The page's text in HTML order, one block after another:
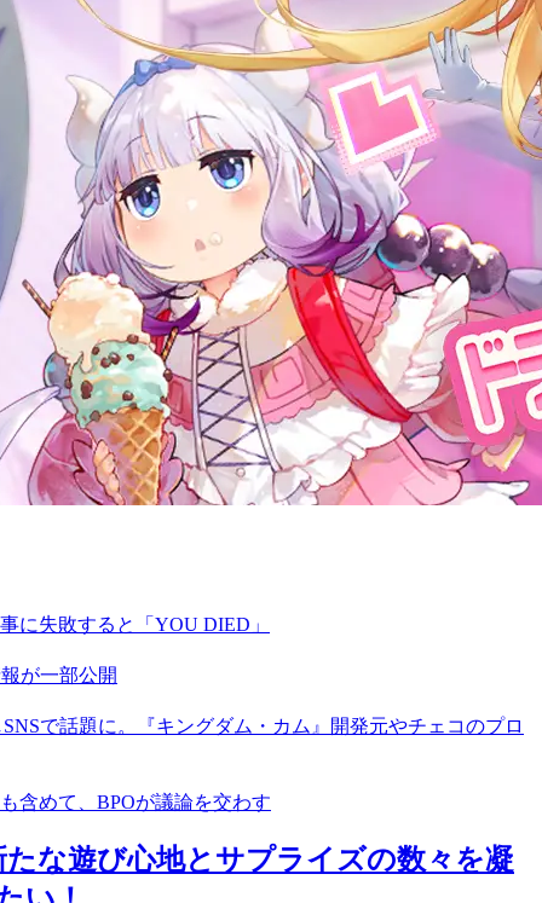
に失敗すると「YOU DIED」
が一部公開
で話題に。『キングダム・カム』開発元やチェコのプロ
含めて、BPOが議論を交わす
な遊び心地とサプライズの数々を凝